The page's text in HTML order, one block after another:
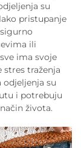
su
pristupanje
ili
ima svoje
stres traženja
su
i potrebuju
života.